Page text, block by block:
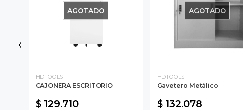
AGOTADO
HDTOOLS
CAJONERA ESCRITORIO
$ 129.710
AGOTADO
HDTOOLS
Gavetero Metálico
$ 132.078